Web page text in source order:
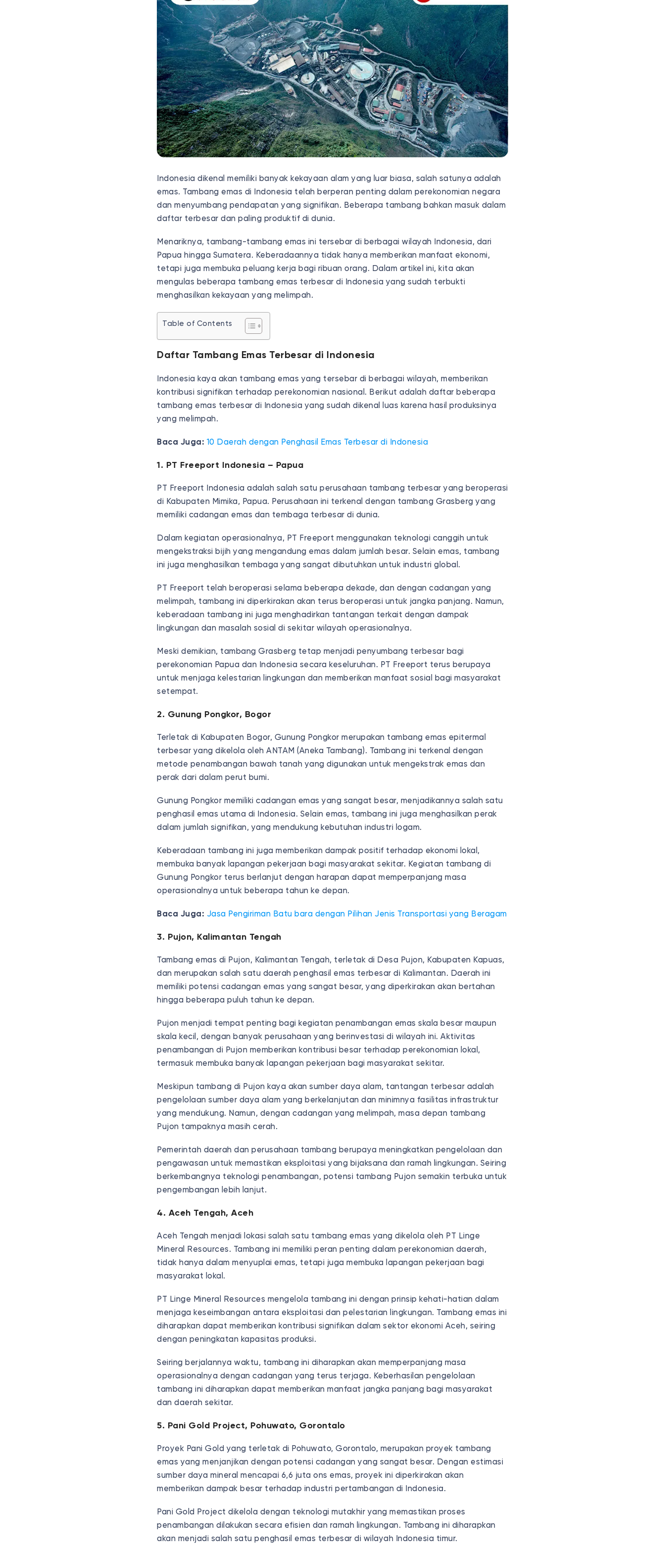
Indonesia dikenal memiliki banyak kekayaan alam yang luar biasa, salah satunya adalah
emas. Tambang emas di Indonesia telah berperan penting dalam perekonomian negara
dan menyumbang pendapatan yang signifikan. Beberapa tambang bahkan masuk dalam
daftar terbesar dan paling produktif di dunia.
Menariknya, tambang-tambang emas ini tersebar di berbagai wilayah Indonesia, dari
Papua hingga Sumatera. Keberadaannya tidak hanya memberikan manfaat ekonomi,
tetapi juga membuka peluang kerja bagi ribuan orang. Dalam artikel ini, kita akan
mengulas beberapa tambang emas terbesar di Indonesia yang sudah terbukti
menghasilkan kekayaan yang melimpah.
Table of Contents
Daftar Tambang Emas Terbesar di Indonesia
Indonesia kaya akan tambang emas yang tersebar di berbagai wilayah, memberikan
kontribusi signifikan terhadap perekonomian nasional. Berikut adalah daftar beberapa
tambang emas terbesar di Indonesia yang sudah dikenal luas karena hasil produksinya
yang melimpah.
Baca Juga: 10 Daerah dengan Penghasil Emas Terbesar di Indonesia
1. PT Freeport Indonesia – Papua
PT Freeport Indonesia adalah salah satu perusahaan tambang terbesar yang beroperasi
di Kabupaten Mimika, Papua. Perusahaan ini terkenal dengan tambang Grasberg yang
memiliki cadangan emas dan tembaga terbesar di dunia.
Dalam kegiatan operasionalnya, PT Freeport menggunakan teknologi canggih untuk
mengekstraksi bijih yang mengandung emas dalam jumlah besar. Selain emas, tambang
ini juga menghasilkan tembaga yang sangat dibutuhkan untuk industri global.
PT Freeport telah beroperasi selama beberapa dekade, dan dengan cadangan yang
melimpah, tambang ini diperkirakan akan terus beroperasi untuk jangka panjang. Namun,
keberadaan tambang ini juga menghadirkan tantangan terkait dengan dampak
lingkungan dan masalah sosial di sekitar wilayah operasionalnya.
Meski demikian, tambang Grasberg tetap menjadi penyumbang terbesar bagi
perekonomian Papua dan Indonesia secara keseluruhan. PT Freeport terus berupaya
untuk menjaga kelestarian lingkungan dan memberikan manfaat sosial bagi masyarakat
setempat.
2. Gunung Pongkor, Bogor
Terletak di Kabupaten Bogor, Gunung Pongkor merupakan tambang emas epitermal
terbesar yang dikelola oleh ANTAM (Aneka Tambang). Tambang ini terkenal dengan
metode penambangan bawah tanah yang digunakan untuk mengekstrak emas dan
perak dari dalam perut bumi.
Gunung Pongkor memiliki cadangan emas yang sangat besar, menjadikannya salah satu
penghasil emas utama di Indonesia. Selain emas, tambang ini juga menghasilkan perak
dalam jumlah signifikan, yang mendukung kebutuhan industri logam.
Keberadaan tambang ini juga memberikan dampak positif terhadap ekonomi lokal,
membuka banyak lapangan pekerjaan bagi masyarakat sekitar. Kegiatan tambang di
Gunung Pongkor terus berlanjut dengan harapan dapat memperpanjang masa
operasionalnya untuk beberapa tahun ke depan.
Baca Juga: Jasa Pengiriman Batu bara dengan Pilihan Jenis Transportasi yang Beragam
3. Pujon, Kalimantan Tengah
Tambang emas di Pujon, Kalimantan Tengah, terletak di Desa Pujon, Kabupaten Kapuas,
dan merupakan salah satu daerah penghasil emas terbesar di Kalimantan. Daerah ini
memiliki potensi cadangan emas yang sangat besar, yang diperkirakan akan bertahan
hingga beberapa puluh tahun ke depan.
Pujon menjadi tempat penting bagi kegiatan penambangan emas skala besar maupun
skala kecil, dengan banyak perusahaan yang berinvestasi di wilayah ini. Aktivitas
penambangan di Pujon memberikan kontribusi besar terhadap perekonomian lokal,
termasuk membuka banyak lapangan pekerjaan bagi masyarakat sekitar.
Meskipun tambang di Pujon kaya akan sumber daya alam, tantangan terbesar adalah
pengelolaan sumber daya alam yang berkelanjutan dan minimnya fasilitas infrastruktur
yang mendukung. Namun, dengan cadangan yang melimpah, masa depan tambang
Pujon tampaknya masih cerah.
Pemerintah daerah dan perusahaan tambang berupaya meningkatkan pengelolaan dan
pengawasan untuk memastikan eksploitasi yang bijaksana dan ramah lingkungan. Seiring
berkembangnya teknologi penambangan, potensi tambang Pujon semakin terbuka untuk
pengembangan lebih lanjut.
4. Aceh Tengah, Aceh
Aceh Tengah menjadi lokasi salah satu tambang emas yang dikelola oleh PT Linge
Mineral Resources. Tambang ini memiliki peran penting dalam perekonomian daerah,
tidak hanya dalam menyuplai emas, tetapi juga membuka lapangan pekerjaan bagi
masyarakat lokal.
PT Linge Mineral Resources mengelola tambang ini dengan prinsip kehati-hatian dalam
menjaga keseimbangan antara eksploitasi dan pelestarian lingkungan. Tambang emas ini
diharapkan dapat memberikan kontribusi signifikan dalam sektor ekonomi Aceh, seiring
dengan peningkatan kapasitas produksi.
Seiring berjalannya waktu, tambang ini diharapkan akan memperpanjang masa
operasionalnya dengan cadangan yang terus terjaga. Keberhasilan pengelolaan
tambang ini diharapkan dapat memberikan manfaat jangka panjang bagi masyarakat
dan daerah sekitar.
5. Pani Gold Project, Pohuwato, Gorontalo
Proyek Pani Gold yang terletak di Pohuwato, Gorontalo, merupakan proyek tambang
emas yang menjanjikan dengan potensi cadangan yang sangat besar. Dengan estimasi
sumber daya mineral mencapai 6,6 juta ons emas, proyek ini diperkirakan akan
memberikan dampak besar terhadap industri pertambangan di Indonesia.
Pani Gold Project dikelola dengan teknologi mutakhir yang memastikan proses
penambangan dilakukan secara efisien dan ramah lingkungan. Tambang ini diharapkan
akan menjadi salah satu penghasil emas terbesar di wilayah Indonesia timur.